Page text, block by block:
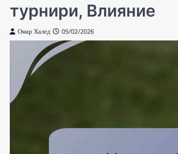
турнири, Влияние
Омар Халед 05/02/2026